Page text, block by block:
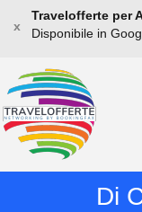
x
Travelofferte per
Disponibile in
Di